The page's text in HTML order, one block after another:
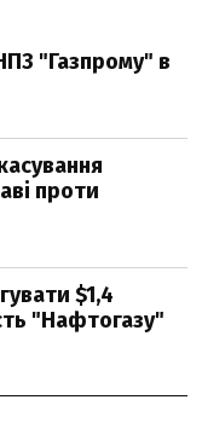
"Газпрому" в
проти
$1,4
"Нафтогазу"